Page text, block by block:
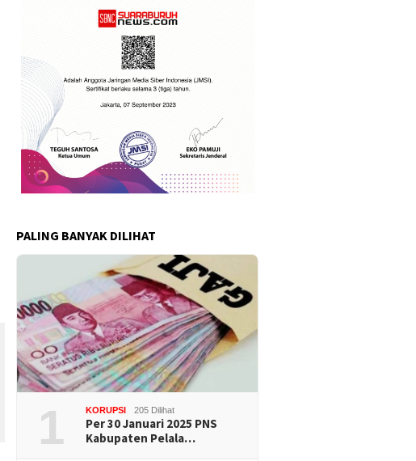
PALING BANYAK DILIHAT
1 KORUPSI 205 Dilihat
Per 30 Januari 2025 PNS
Kabupaten Pelala…